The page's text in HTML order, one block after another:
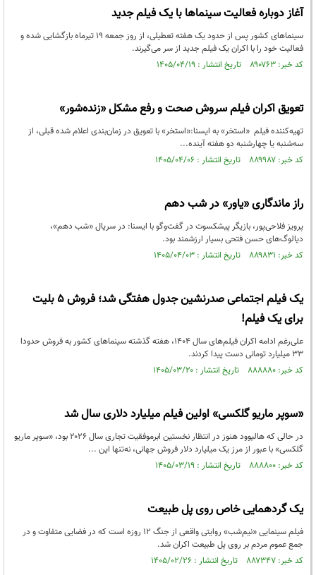
آغاز دوباره فعالیت سینماها با یک فیلم جدید
سینماهای کشور پس از حدود یک هفته تعطیلی، از روز جمعه ۱۹ تیرماه بازگشایی شده و
فعالیت خود را با اکران یک فیلم جدید از سر می‌گیرند.
کد خبر: ۸۹۰۷۶۳ تاریخ انتشار : ۱۴۰۵/۰۴/۱۹
تعویق اکران فیلم سروش صحت و رفع مشکل «زنده‌شور»
تهیه‌کننده فیلم «استخر» به ایسنا:«استخر» با تعویق در زمان‌بندی اعلام شده‌ قبلی، از
سه‌شنبه یا چهارشنبه دو هفته آینده...
کد خبر: ۸۸۹۹۸۷ تاریخ انتشار : ۱۴۰۵/۰۴/۰۶
راز ماندگاری «یاور» در شب دهم
پرویز فلاحی‌پور، بازیگر پیشکسوت در گفت‌و‌گو با ایسنا: در سریال «شب دهم»،
دیالوگ‌های حسن فتحی بسیار ارزشمند بود.
کد خبر: ۸۸۹۸۳۱ تاریخ انتشار : ۱۴۰۵/۰۴/۰۳
یک فیلم اجتماعی صدرنشین جدول هفتگی شد؛ فروش ۵ بلیت
برای یک فیلم!
علی‌رغم ادامه اکران فیلم‌های سال ۱۴۰۴، هفته گذشته سینماهای کشور به فروش حدودا
۳۳ میلیارد تومانی دست پیدا کردند.
کد خبر: ۸۸۸۸۸۰ تاریخ انتشار : ۱۴۰۵/۰۳/۲۰
«سوپر ماریو گلکسی» اولین فیلم میلیارد دلاری سال شد
در حالی که هالیوود هنوز در انتظار نخستین ابرموفقیت تجاری سال ۲۰۲۶ بود، «سوپر ماریو
گلکسی» با عبور از مرز یک میلیارد دلار فروش جهانی، نه‌تنها این ...
کد خبر: ۸۸۸۸۰۰ تاریخ انتشار : ۱۴۰۵/۰۳/۱۹
یک گردهمایی خاص روی پل طبیعت
فیلم سینمایی «نیم‌شب» روایتی واقعی از جنگ ۱۲ روزه است که در فضایی متفاوت و در
جمع عموم مردم بر روی پل طبیعت اکران شد.
کد خبر: ۸۸۷۳۴۷ تاریخ انتشار : ۱۴۰۵/۰۲/۲۶